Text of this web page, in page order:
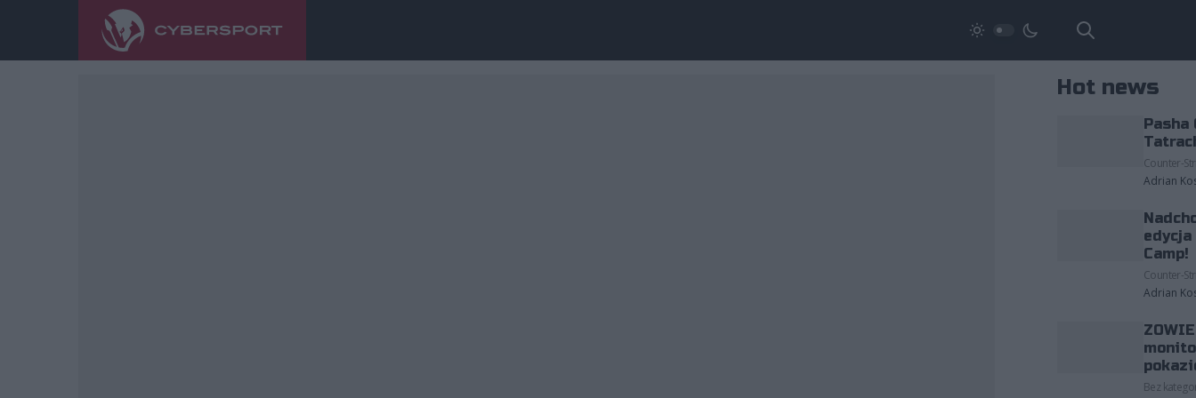
Hot news
Pasha
Counter-
Adrian
edycja
Camp!
Counter-
Adrian
Bez